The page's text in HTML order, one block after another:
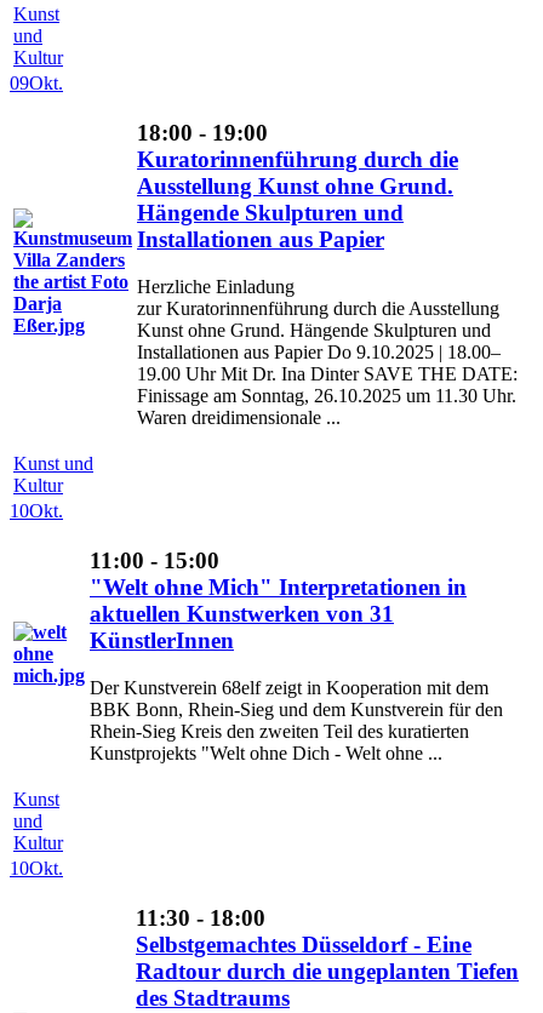
Kunst
und
Kultur
09Okt.
18:00 - 19:00
Kuratorinnenführung durch die
Ausstellung Kunst ohne Grund.
Hängende Skulpturen und
Installationen aus Papier
Herzliche Einladung
zur Kuratorinnenführung durch die Ausstellung
Kunst ohne Grund. Hängende Skulpturen und
Installationen aus Papier Do 9.10.2025 | 18.00–
19.00 Uhr Mit Dr. Ina Dinter SAVE THE DATE:
Finissage am Sonntag, 26.10.2025 um 11.30 Uhr.
Waren dreidimensionale ...
Kunst und
Kultur
10Okt.
11:00 - 15:00
"Welt ohne Mich" Interpretationen in
aktuellen Kunstwerken von 31
KünstlerInnen
Der Kunstverein 68elf zeigt in Kooperation mit dem
BBK Bonn, Rhein-Sieg und dem Kunstverein für den
Rhein-Sieg Kreis den zweiten Teil des kuratierten
Kunstprojekts "Welt ohne Dich - Welt ohne ...
Kunst
und
Kultur
10Okt.
11:30 - 18:00
Selbstgemachtes Düsseldorf - Eine
Radtour durch die ungeplanten Tiefen
des Stadtraums